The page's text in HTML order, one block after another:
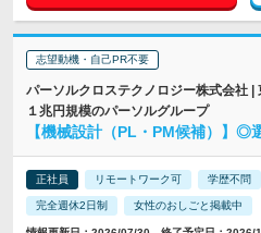
志望動機・自己PR不要
パーソルクロステクノロジー株式会社
１兆円規模のパーソルグループ
【機械設計（PL・PM候補）】◎
正社員 リモートワーク可 学歴不問
完全週休2日制 女性のおしごと掲載中